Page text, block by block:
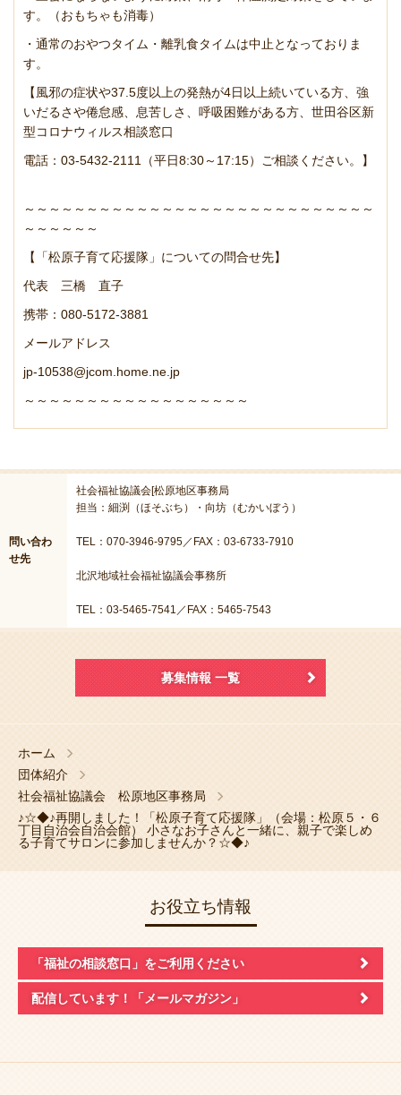
す。（おもちゃも消毒）
・通常のおやつタイム・離乳食タイムは中止となっておりま
す。
【風邪の症状や37.5度以上の発熱が4日以上続いている方、強
いだるさや倦怠感、息苦しさ、呼吸困難がある方、世田谷区新
型コロナウィルス相談窓口
電話：03-5432-2111（平日8:30～17:15）ご相談ください。】
～～～～～～～～～～～～～～～～～～～～～～～～～～～～
～～～～～～
【「松原子育て応援隊」についての問合せ先】
代表 三橋 直子
携帯：080-5172-3881
メールアドレス
jp-10538@jcom.home.ne.jp
～～～～～～～～～～～～～～～～～～
問い合わ
せ先
社会福祉協議会[松原地区事務局
担当：細渕（ほそぶち）・向坊（むかいぼう）
TEL：070-3946-9795／FAX：03-6733-7910
北沢地域社会福祉協議会事務所
TEL：03-5465-7541／FAX：5465-7543
募集情報 一覧
ホーム
団体紹介
社会福祉協議会 松原地区事務局
♪☆◆♪再開しました！「松原子育て応援隊」（会場：松原５・６
丁目自治会自治会館） 小さなお子さんと一緒に、親子で楽しめ
る子育てサロンに参加しませんか？☆◆♪
お役立ち情報
「福祉の相談窓口」 をご利用ください
配信しています！ 「メールマガジン」